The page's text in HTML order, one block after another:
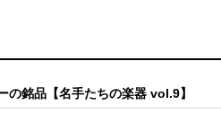
の銘品【名手たちの楽器 vol.9】